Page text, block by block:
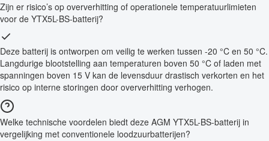
Zijn er risico’s op oververhitting of operationele temperatuurlimieten
voor de YTX5L-BS-batterij?
Deze batterij is ontworpen om veilig te werken tussen -20 °C en 50 °C.
Langdurige blootstelling aan temperaturen boven 50 °C of laden met
spanningen boven 15 V kan de levensduur drastisch verkorten en het
risico op interne storingen door oververhitting verhogen.
Welke technische voordelen biedt deze AGM YTX5L-BS-batterij in
vergelijking met conventionele loodzuurbatterijen?